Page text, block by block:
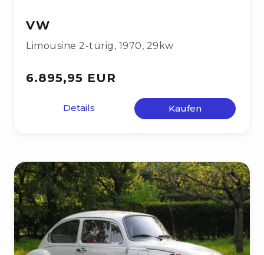
VW
Limousine 2-türig , 1970, 29kw
6.895,95 EUR
Details Kaufen